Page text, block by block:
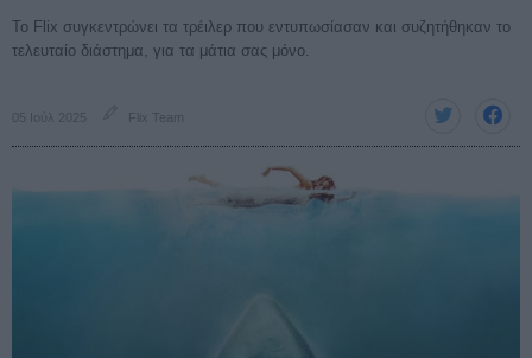
Το Flix συγκεντρώνει τα τρέιλερ που εντυπωσίασαν και συζητήθηκαν το
τελευταίο διάστημα, για τα μάτια σας μόνο.
05 Ιούλ 2025 Flix Team